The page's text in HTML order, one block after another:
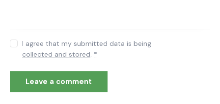
I agree that my submitted data is being
collected and stored. *